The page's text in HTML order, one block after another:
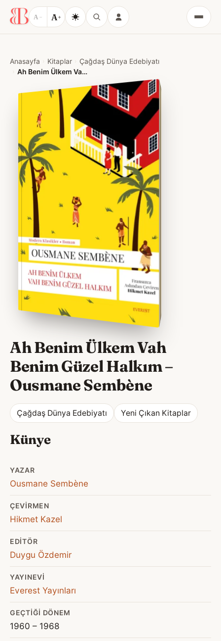
A − A+
Menü
Anasayfa Kitaplar
Çağdaş Dünya Edebiyatı
Ah Benim Ülkem Vah Benim Güzel Halkım
Ah Benim Ülkem Vah
Benim Güzel Halkım–
Ousmane Sembène
Çağdaş Dünya Edebiyatı Yeni Çıkan Kitaplar
Künye
YAZAR
Ousmane Sembène
ÇEVIRMEN
Hikmet Kazel
EDITÖR
Duygu Özdemir
YAYINEVI
Everest Yayınları
GEÇTIĞI DÖNEM
1960 – 1968